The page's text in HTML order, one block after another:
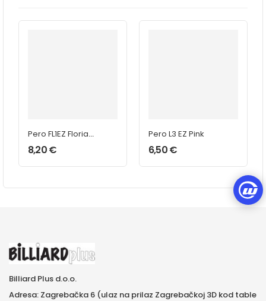
Pero FL1EZ Florian
White
8,20€
Pero L3 EZ Pink
6,50€
Billiard Plus d.o.o.
Adresa: Zagrebačka 6 (ulaz na prilaz Zagrebačkoj 3D kod table